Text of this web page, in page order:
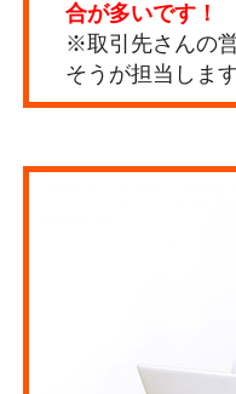
合が多いです！
※取引先さんの
そうが担当します